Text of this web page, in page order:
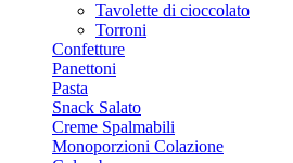
Tavolette di cioccolato
Torroni
Confetture
Panettoni
Pasta
Snack Salato
Creme Spalmabili
Monoporzioni Colazione